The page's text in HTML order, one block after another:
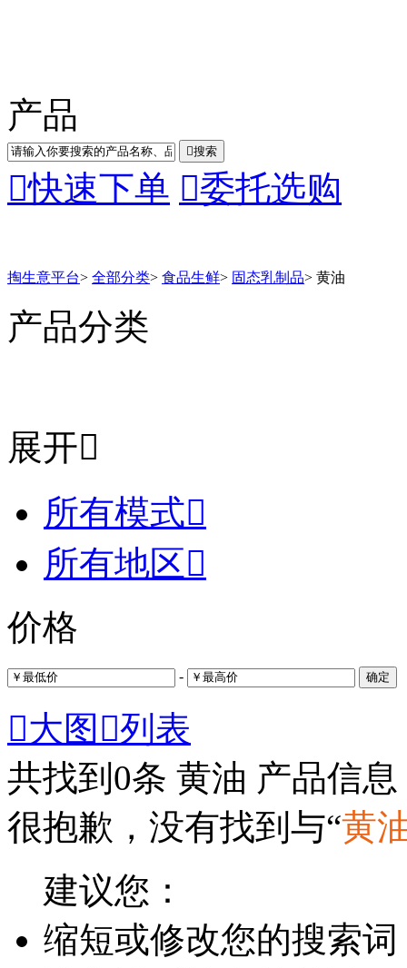
产品
搜索
快速下单 委托选购
掏生意平台> 全部分类> 食品生鲜> 固态乳制品> 黄油
产品分类
展开
所有模式
所有地区
价格
- 确定
大图 列表
共找到 0条 黄油 产品信息
很抱歉，没有找到与“黄
建议您：
缩短或修改您的搜索